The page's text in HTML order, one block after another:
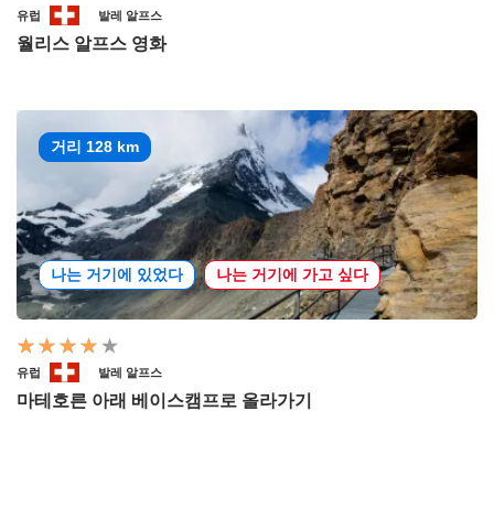
유럽 발레 알프스
월리스 알프스 영화
거리 128 km
나는 거기에 있었다 나는 거기에 가고 싶다
유럽 발레 알프스
마테호른 아래 베이스캠프로 올라가기